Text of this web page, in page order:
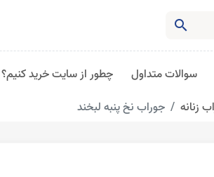
search
سوالات متداول چطور از سایت خرید کنیم؟
زنانه جوراب نخ پنبه لبخند